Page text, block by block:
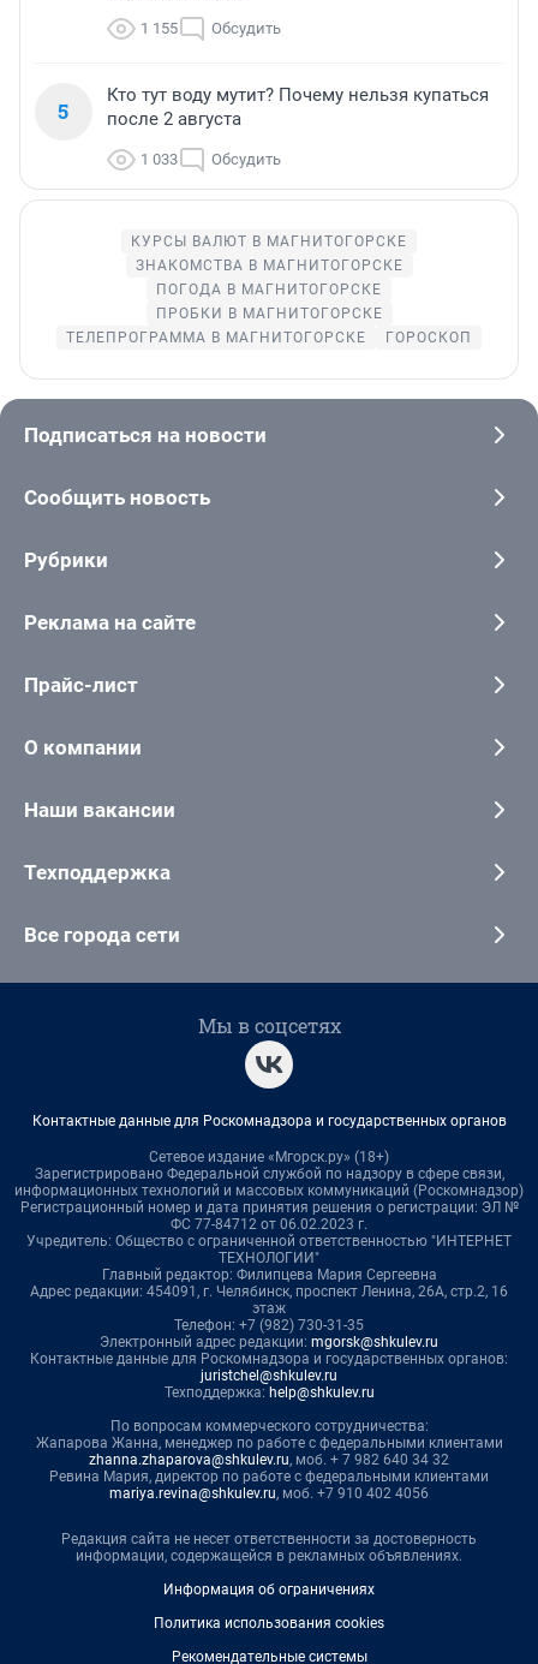
1 155 Обсудить
5
Кто тут воду мутит? Почему нельзя купаться
после 2 августа
1 033 Обсудить
КУРСЫ ВАЛЮТ В МАГНИТОГОРСКЕ
ЗНАКОМСТВА В МАГНИТОГОРСКЕ
ПОГОДА В МАГНИТОГОРСКЕ
ПРОБКИ В МАГНИТОГОРСКЕ
ТЕЛЕПРОГРАММА В МАГНИТОГОРСКЕ
ГОРОСКОП
Подписаться на новости
Сообщить новость
Рубрики
Реклама на сайте
Прайс-лист
О компании
Наши вакансии
Техподдержка
Все города сети
Мы в соцсетях
Контактные данные для Роскомнадзора и государственных органов
Сетевое издание «Мгорск.ру» (18+)
Зарегистрировано Федеральной службой по надзору в сфере связи,
информационных технологий и массовых коммуникаций (Роскомнадзор)
Регистрационный номер и дата принятия решения о регистрации: ЭЛ №
ФС 77-84712 от 06.02.2023 г.
Учредитель: Общество с ограниченной ответственностью "ИНТЕРНЕТ
ТЕХНОЛОГИИ"
Главный редактор: Филипцева Мария Сергеевна
Адрес редакции: 454091, г. Челябинск, проспект Ленина, 26А, стр.2, 16
этаж
Телефон: +7 (982) 730-31-35
Электронный адрес редакции: mgorsk@shkulev.ru
Контактные данные для Роскомнадзора и государственных органов:
juristchel@shkulev.ru
Техподдержка: help@shkulev.ru
По вопросам коммерческого сотрудничества:
Жапарова Жанна, менеджер по работе с федеральными клиентами
zhanna.zhaparova@shkulev.ru, моб. + 7 982 640 34 32
Ревина Мария, директор по работе с федеральными клиентами
mariya.revina@shkulev.ru, моб. +7 910 402 4056
Редакция сайта не несет ответственности за достоверность
информации, содержащейся в рекламных объявлениях.
Информация об ограничениях
Политика использования cookies
Рекомендательные системы